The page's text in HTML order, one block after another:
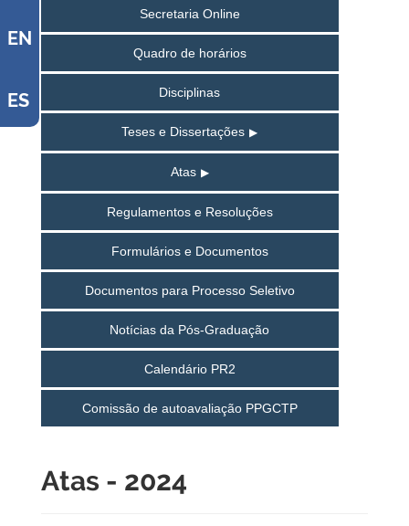
EN
ES
Secretaria Online
Quadro de horários
Disciplinas
Teses e Dissertações
Atas
Regulamentos e Resoluções
Formulários e Documentos
Documentos para Processo Seletivo
Notícias da Pós-Graduação
Calendário PR2
Comissão de autoavaliação PPGCTP
Atas - 2024